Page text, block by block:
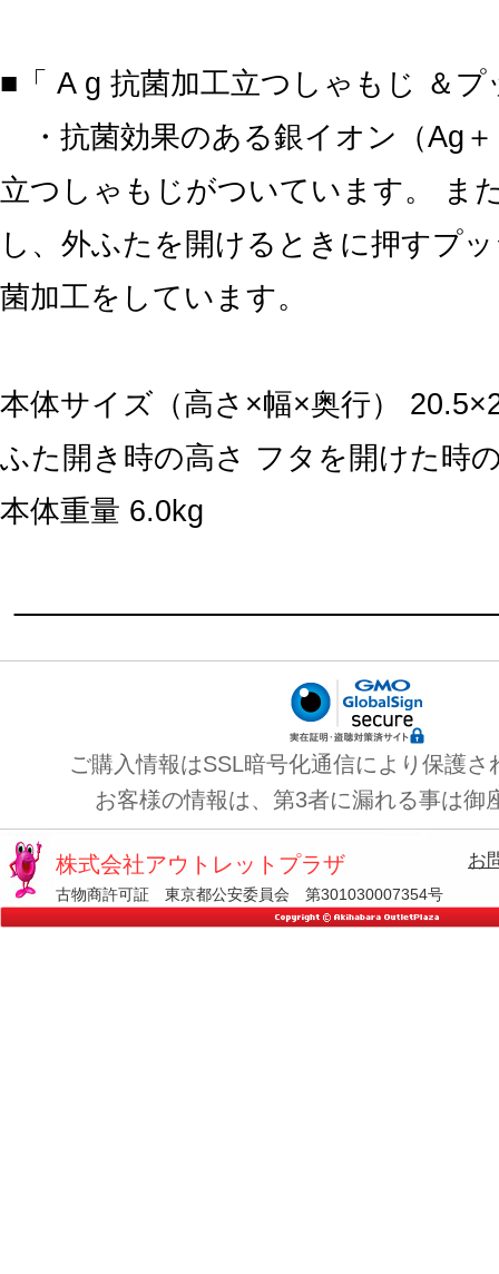
■「 A g 抗菌加工立つしゃもじ ＆
・抗菌効果のある銀イオン（Ag
立つしゃもじがついています。 ま
し、外ふたを開けるときに押すプ
菌加工をしています。
本体サイズ（高さ×幅×奥行）
ふた開き時の高さ フタを開けた時
本体重量 6.0kg
ご購入情報はSSL暗号化通信により保護さ
お客様の情報は、第3者に漏れる事は御
株式会社アウトレットプラザ
古物商許可証 東京都公安委員会 第301030007354号
お